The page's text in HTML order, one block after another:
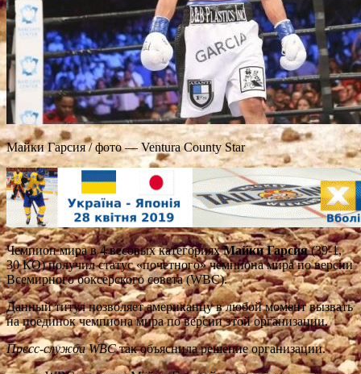
Майки Гарсия / фото — Ventura County Star
Чемпион мира в 4 весовых категорияхМайки Гарсия(39-1,
30 КО) получил статус «почетного» чемпиона мира по версии
Всемирного боксерского совета (WBC).
Данный титул позволяет американцу в любой момент вызвать
на поединок чемпиона мира по версии этой организации.
Пресс-служба WBCтак объяснила решение организации.